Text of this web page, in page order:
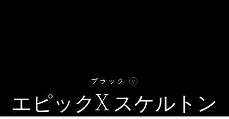
ブラック
エピックX スケルトン